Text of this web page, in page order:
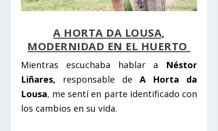
A HORTA DA LOUSA,
MODERNIDAD EN EL HUERTO
Mientras escuchaba hablar a Néstor
Liñares, responsable deA Horta da
Lousa, me sentí en parte identificado con
los cambios en su vida.